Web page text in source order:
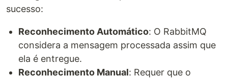
sucesso:
Reconhecimento Automático: O RabbitMQ
considera a mensagem processada assim que
ela é entregue.
Reconhecimento Manual: Requer que o